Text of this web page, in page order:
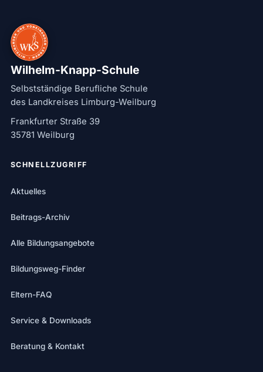
Wilhelm-Knapp-Schule
Selbstständige Berufliche Schule
des Landkreises Limburg-Weilburg
Frankfurter Straße 39
35781 Weilburg
SCHNELLZUGRIFF
Aktuelles
Beitrags-Archiv
Alle Bildungsangebote
Bildungsweg-Finder
Eltern-FAQ
Service & Downloads
Beratung & Kontakt